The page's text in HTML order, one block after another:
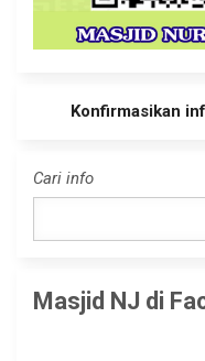
Konfirmasikan
Cari info
Masjid NJ di